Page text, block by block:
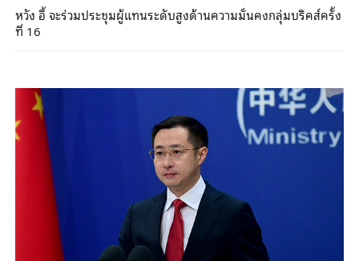
หวัง อี้ จะร่วมประชุมผู้แทนระดับสูงด้านความมั่นคงกลุ่มบริคส์ครั้ง
ที่ 16